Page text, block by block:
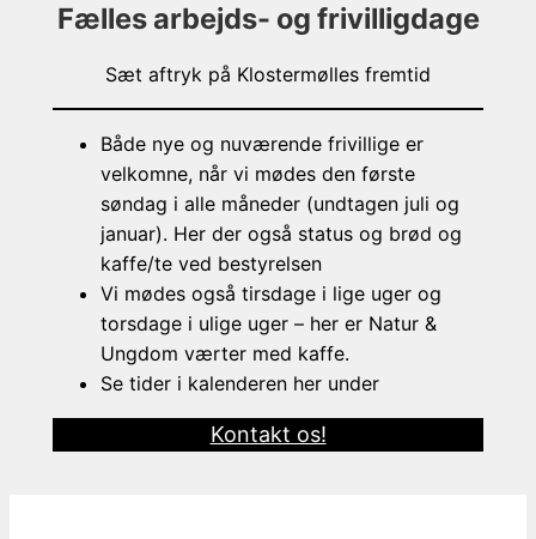
Fælles arbejds- og frivilligdage
Sæt aftryk på Klostermølles fremtid
Både nye og nuværende frivillige er
velkomne, når vi mødes den første
søndag i alle måneder (undtagen juli og
januar). Her der også status og brød og
kaffe/te ved bestyrelsen
Vi mødes også tirsdage i lige uger og
torsdage i ulige uger – her er Natur &
Ungdom værter med kaffe.
Se tider i kalenderen her under
Kontakt os!